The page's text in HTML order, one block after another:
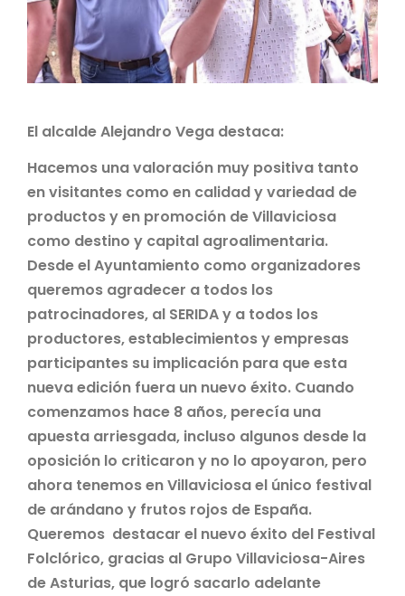
El alcalde Alejandro Vega destaca:
Hacemos una valoración muy positiva tanto
en visitantes como en calidad y variedad de
productos y en promoción de Villaviciosa
como destino y capital agroalimentaria.
Desde el Ayuntamiento como organizadores
queremos agradecer a todos los
patrocinadores, al SERIDA y a todos los
productores, establecimientos y empresas
participantes su implicación para que esta
nueva edición fuera un nuevo éxito. Cuando
comenzamos hace 8 años, perecía una
apuesta arriesgada, incluso algunos desde la
oposición lo criticaron y no lo apoyaron, pero
ahora tenemos en Villaviciosa el único festival
de arándano y frutos rojos de España.
Queremos destacar el nuevo éxito del Festival
Folclórico, gracias al Grupo Villaviciosa-Aires
de Asturias, que logró sacarlo adelante